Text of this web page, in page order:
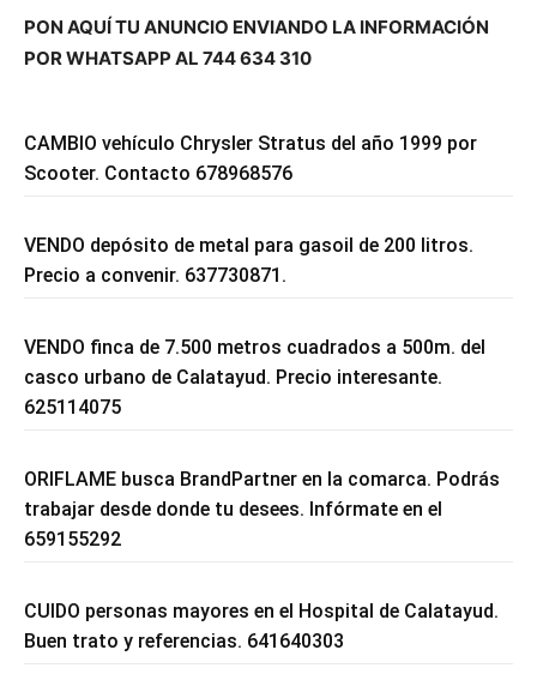
PON AQUÍ TU ANUNCIO ENVIANDO LA INFORMACIÓN
POR WHATSAPP AL 744 634 310
CAMBIO vehículo Chrysler Stratus del año 1999 por
Scooter. Contacto 678968576
VENDO depósito de metal para gasoil de 200 litros.
Precio a convenir. 637730871.
VENDO finca de 7.500 metros cuadrados a 500m. del
casco urbano de Calatayud. Precio interesante.
625114075
ORIFLAME busca BrandPartner en la comarca. Podrás
trabajar desde donde tu desees. Infórmate en el
659155292
CUIDO personas mayores en el Hospital de Calatayud.
Buen trato y referencias. 641640303